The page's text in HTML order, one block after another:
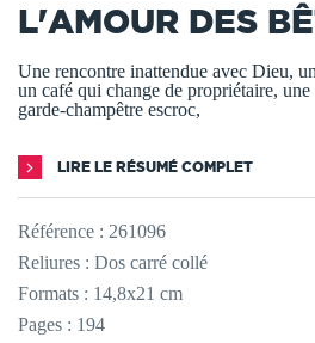
L'AMOUR DES
Une rencontre inattendue avec Dieu,
un café qui change de propriétaire, une
garde-champêtre escroc,
LIRE LE RÉSUMÉ COMPLET
Référence : 261096
Reliures : Dos carré collé
Formats : 14,8x21 cm
Pages : 194